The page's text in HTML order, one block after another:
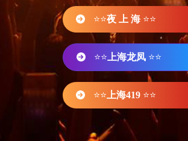
⭐⭐夜 上 海 ⭐⭐
⭐⭐ 上海龙凤 ⭐⭐
⭐⭐ 上海419 ⭐⭐